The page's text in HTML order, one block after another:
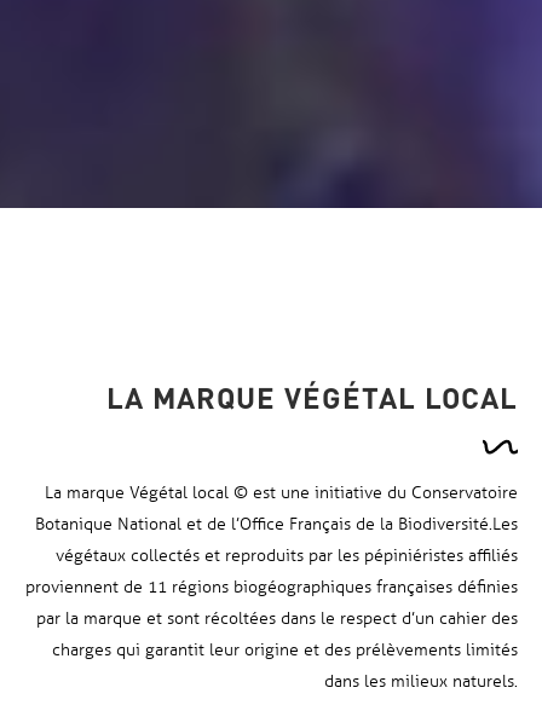
LA MARQUE VÉGÉTAL LOCAL
La marque Végétal local © est une initiative du Conservatoire
Botanique National et de l’Office Français de la Biodiversité.Les
végétaux collectés et reproduits par les pépiniéristes affiliés
proviennent de 11 régions biogéographiques françaises définies
par la marque et sont récoltées dans le respect d’un cahier des
charges qui garantit leur origine et des prélèvements limités
dans les milieux naturels.